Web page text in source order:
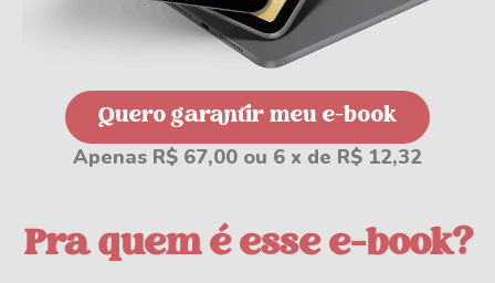
Quero garantir meu e-book
Apenas R$ 67,00 ou 6 x de R$ 12,32
Pra quem é esse e-book?